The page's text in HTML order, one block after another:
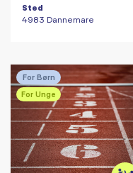
Sted
4983 Dannemare
For Børn
For Unge